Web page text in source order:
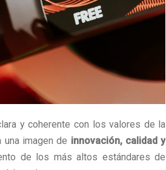
y coherente con los valores de la
imagen de innovación, calidad y
de los más altos estándares de